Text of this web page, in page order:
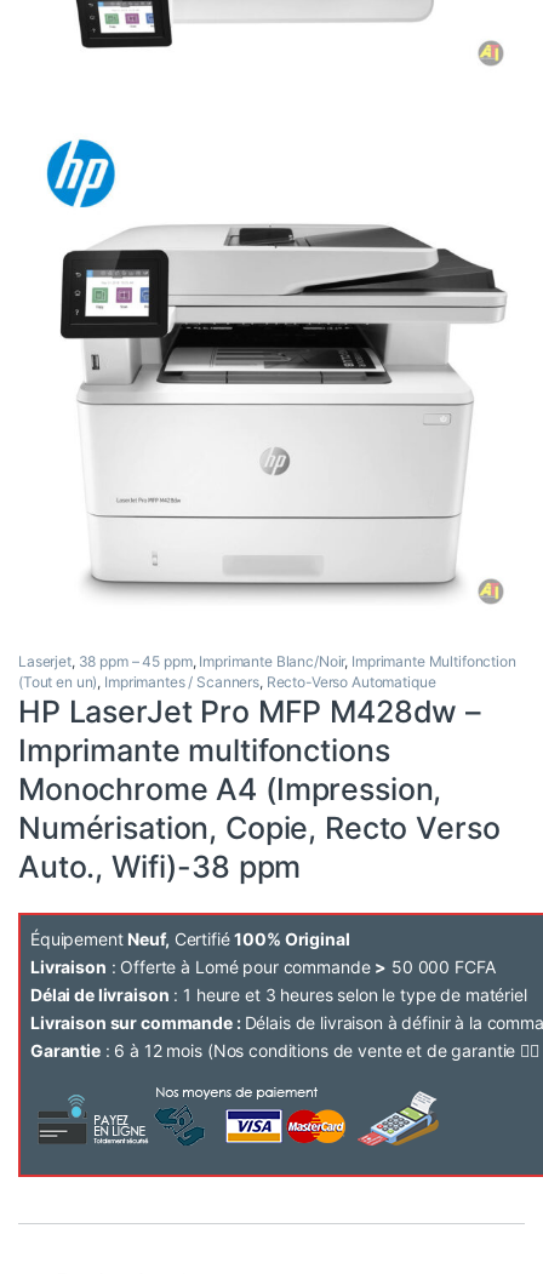
Laserjet, 38 ppm – 45 ppm, Imprimante Blanc/Noir, Imprimante Multifonction
(Tout en un), Imprimantes / Scanners, Recto-Verso Automatique
HP LaserJet Pro MFP M428dw –
Imprimante multifonctions
Monochrome A4 (Impression,
Numérisation, Copie, Recto Verso
Auto., Wifi)-38 ppm
Équipement Neuf, Certifié100% Original
Livraison : Offerte à Lomé pour commande > 50 000 FCFA
Délai de livraison : 1 heure et 3 heures selon le type de matériel
Livraison sur commande : Délais de livraison à définir à la
Garantie: 6 à 12 mois (Nos conditions de vente et de garantie 👉🏽